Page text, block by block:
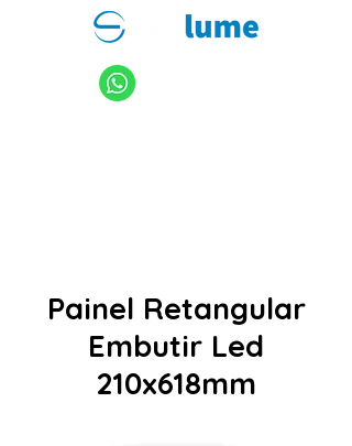
Painel Retangular
Embutir Led
210x618mm